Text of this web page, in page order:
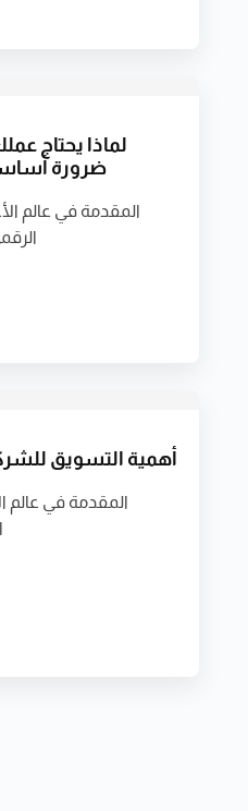
لماذا يحتاج
ضرورة
المقدمة في عالم
أهمية التسويق
المقدمة في عالم